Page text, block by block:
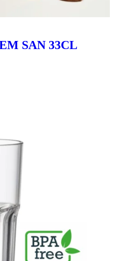
SAN 33CL